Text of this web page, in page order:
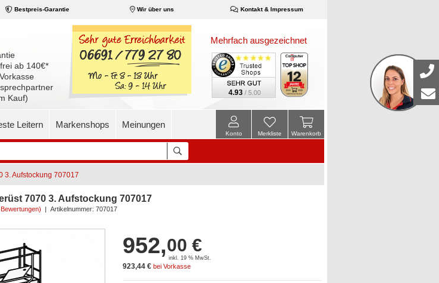
Bestpreis-Garantie Wir über uns Kontakt & Impressum
ab 140€*
Kauf)
Mehrfach ausgezeichnet
4.93 / 5.00
Leitern Markenshops Meinungen
Warenkorb
Merkliste
Konto
3. Aufstockung 707017
7070 3. Aufstockung 707017
| Artikelnummer: 707017
952,00 €
inkl. 19 % MwSt.
923,44 € bei Vorkasse